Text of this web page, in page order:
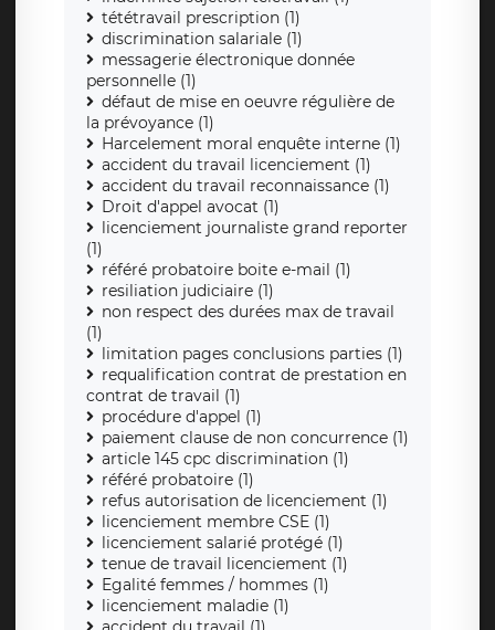
tététravail prescription (1)
discrimination salariale (1)
messagerie électronique donnée
personnelle (1)
défaut de mise en oeuvre régulière de
la prévoyance (1)
Harcelement moral enquête interne (1)
accident du travail licenciement (1)
accident du travail reconnaissance (1)
Droit d'appel avocat (1)
licenciement journaliste grand reporter
(1)
référé probatoire boite e-mail (1)
resiliation judiciaire (1)
non respect des durées max de travail
(1)
limitation pages conclusions parties (1)
requalification contrat de prestation en
contrat de travail (1)
procédure d'appel (1)
paiement clause de non concurrence (1)
article 145 cpc discrimination (1)
référé probatoire (1)
refus autorisation de licenciement (1)
licenciement membre CSE (1)
licenciement salarié protégé (1)
tenue de travail licenciement (1)
Egalité femmes / hommes (1)
licenciement maladie (1)